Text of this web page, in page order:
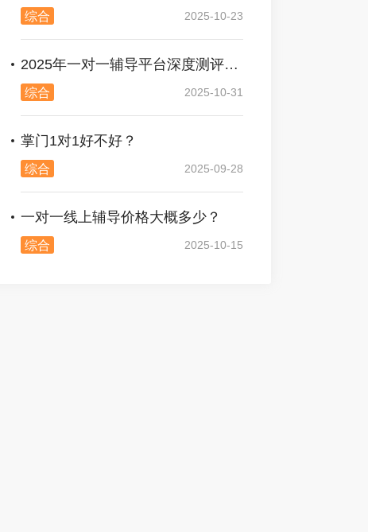
综合 2025-10-23
2025年一对一辅导平台深度测评及推荐
综合 2025-10-31
掌门1对1好不好？
综合 2025-09-28
一对一线上辅导价格大概多少？
综合 2025-10-15